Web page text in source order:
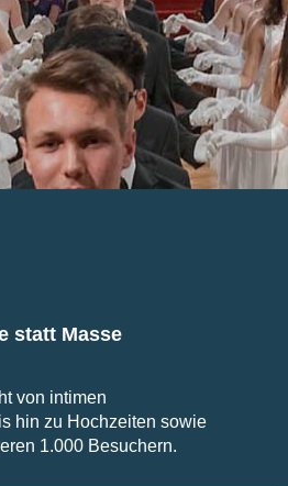
statt Masse
von intimen
hin zu Hochzeiten sowie
1.000 Besuchern.